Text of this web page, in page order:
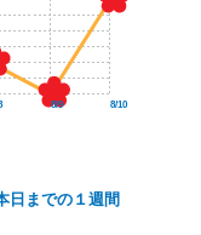
8/9 8/10
日までの１週間